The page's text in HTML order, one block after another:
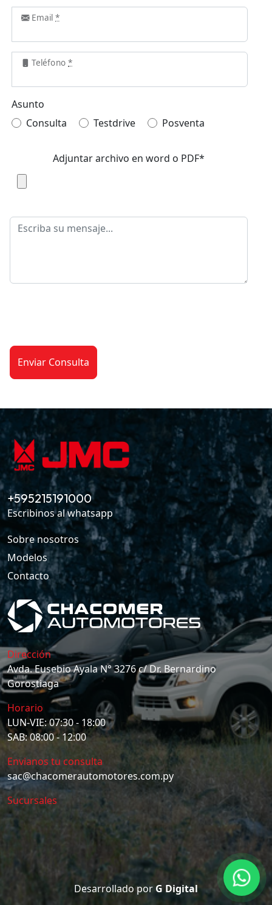
Email *
Teléfono *
Asunto
Consulta
Testdrive Posventa
Adjuntar archivo en word o PDF*
+595215191000
Escribinos al whatsapp
Sobre nosotros
Modelos
Contacto
Dirección
Avda. Eusebio Ayala N° 3276 c/ Dr. Bernardino
Gorostiaga
Horario
LUN-VIE: 07:30 - 18:00
SAB: 08:00 - 12:00
Envianos tu consulta
sac@chacomerautomotores.com.py
Sucursales
Desarrollado por G Digital